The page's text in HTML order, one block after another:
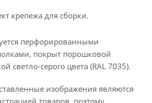
крепежа для сборки.
перфорированными
покрыт порошковой
светло-серого цвета (RAL 7035).
изображения являются
товаров, поэтому